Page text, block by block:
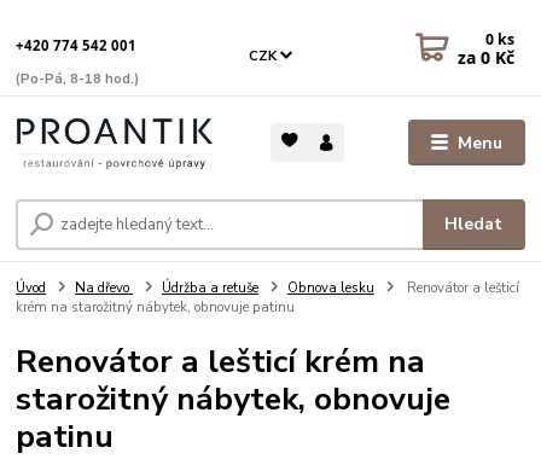
Menu
CZK
Hledat
+420 774 542 001
(Po-Pá, 8-18 hod.)
0 ks
za 0 Kč
Úvod Na dřevo Údržba a retuše Obnova lesku
Renovátor a lešticí
krém na starožitný nábytek, obnovuje patinu
Renovátor a lešticí krém na
starožitný nábytek, obnovuje
patinu